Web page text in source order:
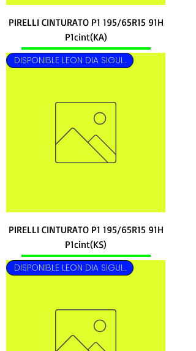
PIRELLI CINTURATO P1 195/65R15 91H
P1cint(KA)
DISPONIBLE LEON DIA SIGUIENTE
PIRELLI CINTURATO P1 195/65R15 91H
P1cint(KS)
DISPONIBLE LEON DIA SIGUIENTE